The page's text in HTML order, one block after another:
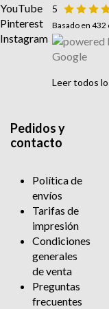
YouTube
Pinterest
Instagram
5
Basado en 432
Leer todos
Pedidos y
contacto
Política de
envíos
Tarifas de
impresión
Condiciones
generales
de venta
Preguntas
frecuentes